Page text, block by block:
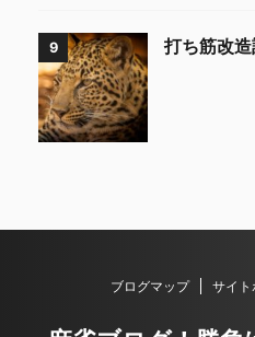
9 打ち筋改
ブログマップ サイト